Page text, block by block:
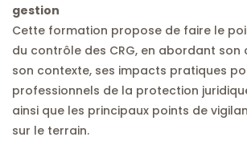
gestion
Cette formation propose de faire le
du contrôle des CRG, en abordant son
son contexte, ses impacts pratiques
professionnels de la protection
ainsi que les principaux points de
sur le terrain.